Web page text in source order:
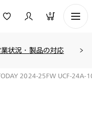
0
状況・製品の対応
2024-25FW UCF-24A-